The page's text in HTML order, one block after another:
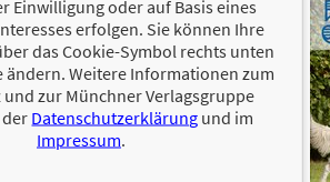
Einwilligung oder auf Basis eines
erfolgen. Sie können Ihre
das Cookie-Symbol rechts unten
ändern. Weitere Informationen zum
und zur Münchner Verlagsgruppe
Datenschutzerklärung und im
Impressum.